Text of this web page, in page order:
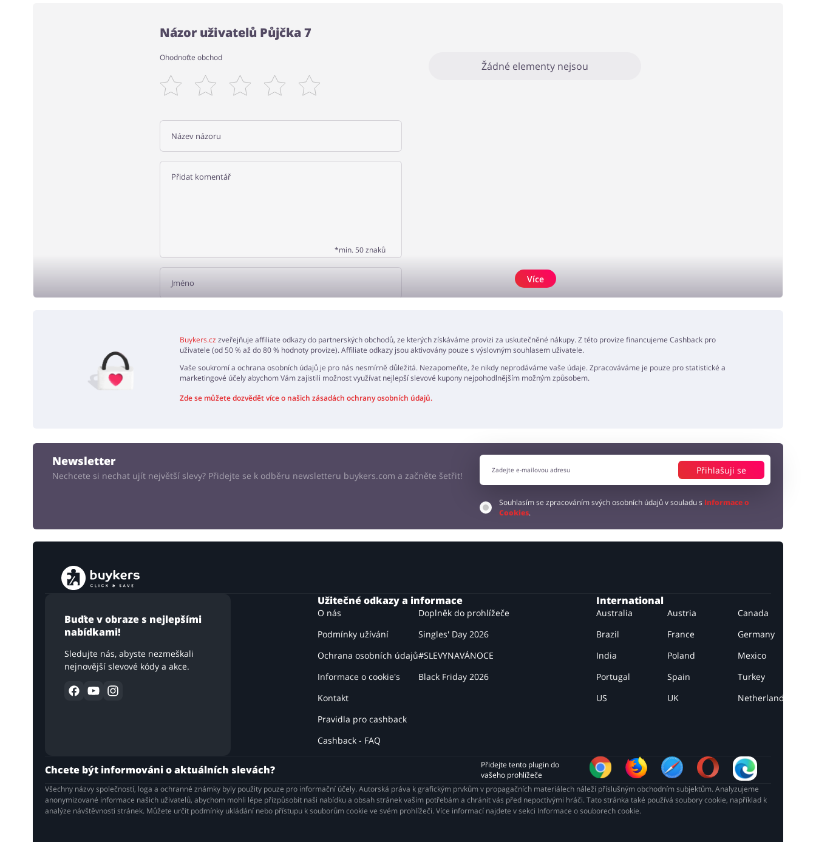
Názor uživatelů Půjčka 7
Ohodnoťte obchod
*min. 50 znaků
Žádné elementy nejsou
Více
Buykers.cz zveřejňuje affiliate odkazy do partnerských obchodů, ze kterých získáváme provizi za uskutečněné nákupy. Z této provize financujeme Cashback pro
uživatele (od 50 % až do 80 % hodnoty provize). Affiliate odkazy jsou aktivovány pouze s výslovným souhlasem uživatele.
Vaše soukromí a ochrana osobních údajů je pro nás nesmírně důležitá. Nezapomeňte, že nikdy neprodáváme vaše údaje. Zpracováváme je pouze pro statistické a
marketingové účely abychom Vám zajistili možnost využívat nejlepší slevové kupony nejpohodlnějším možným způsobem.
Zde se můžete dozvědět více o našich zásadách ochrany osobních údajů.
Newsletter
Nechcete si nechat ujít největší slevy? Přidejte se k odběru newsletteru buykers.com a začněte šetřit! Přihlašuji se
Souhlasím se zpracováním svých osobních údajů v souladu s Informace o
Cookies.
Buďte v obraze s nejlepšími
nabídkami!
Sledujte nás, abyste nezmeškali
nejnovější slevové kódy a akce.
Užitečné odkazy a informace
O nás
Podmínky užívání
Ochrana osobních údajů
Informace o cookie's
Kontakt
Pravidla pro cashback
Cashback - FAQ
Doplněk do prohlížeče
Singles' Day 2026
#SLEVYNAVÁNOCE
Black Friday 2026
International
Australia Austria
Canada
Brazil
France
Germany
India
Poland
Mexico
Portugal
Spain
Turkey
US
UK Netherlands
Chcete být informováni o aktuálních slevách?
Přidejte tento plugin do
vašeho prohlížeče
Všechny názvy společností, loga a ochranné známky byly použity pouze pro informační účely. Autorská práva k grafickým prvkům v propagačních materiálech náleží příslušným obchodním subjektům. Analyzujeme
anonymizované informace našich uživatelů, abychom mohli lépe přizpůsobit naši nabídku a obsah stránek vašim potřebám a chránit vás před nepoctivými hráči. Tato stránka také používá soubory cookie, například k
analýze návštěvnosti stránek. Můžete určit podmínky ukládání nebo přístupu k souborům cookie ve svém prohlížeči. Více informací najdete v sekci Informace o souborech cookie.